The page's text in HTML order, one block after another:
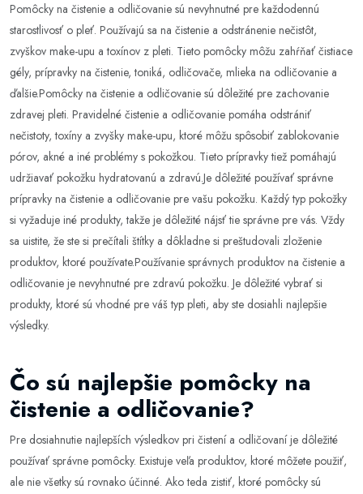
Pomôcky na čistenie a odličovanie sú nevyhnutné pre každodennú
starostlivosť o pleť. Používajú sa na čistenie a odstránenie nečistôt,
zvyškov make-upu a toxínov z pleti. Tieto pomôcky môžu zahŕňať čistiace
gély, prípravky na čistenie, toniká, odličovače, mlieka na odličovanie a
ďalšie.Pomôcky na čistenie a odličovanie sú dôležité pre zachovanie
zdravej pleti. Pravidelné čistenie a odličovanie pomáha odstrániť
nečistoty, toxíny a zvyšky make-upu, ktoré môžu spôsobiť zablokovanie
pórov, akné a iné problémy s pokožkou. Tieto prípravky tiež pomáhajú
udržiavať pokožku hydratovanú a zdravú.Je dôležité používať správne
prípravky na čistenie a odličovanie pre vašu pokožku. Každý typ pokožky
si vyžaduje iné produkty, takže je dôležité nájsť tie správne pre vás. Vždy
sa uistite, že ste si prečítali štítky a dôkladne si preštudovali zloženie
produktov, ktoré používate.Používanie správnych produktov na čistenie a
odličovanie je nevyhnutné pre zdravú pokožku. Je dôležité vybrať si
produkty, ktoré sú vhodné pre váš typ pleti, aby ste dosiahli najlepšie
výsledky.
Čo sú najlepšie pomôcky na
čistenie a odličovanie?
Pre dosiahnutie najlepších výsledkov pri čistení a odličovaní je dôležité
používať správne pomôcky. Existuje veľa produktov, ktoré môžete použiť,
ale nie všetky sú rovnako účinné. Ako teda zistiť, ktoré pomôcky sú